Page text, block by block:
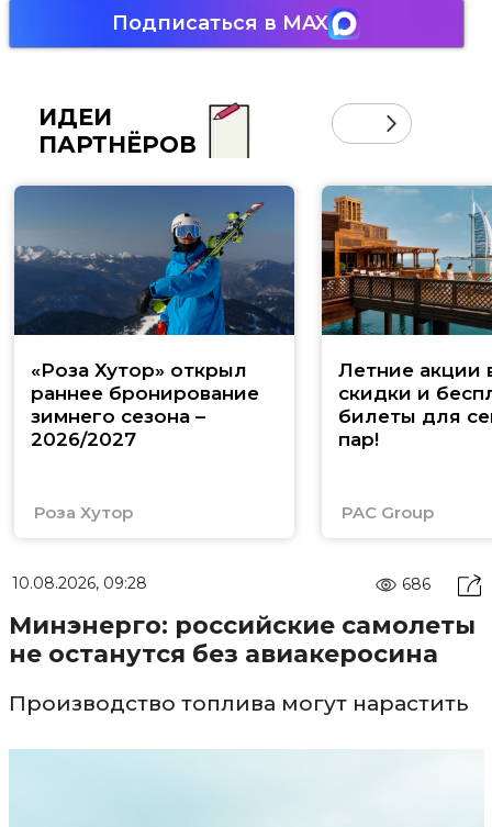
Подписаться в MAX
ИДЕИ
ПАРТНЁРОВ
«Роза Хутор» открыл
раннее бронирование
зимнего сезона –
2026/2027
Роза Хутор
Летние акции
скидки и
билеты для
пар!
PAC Group
10.08.2026, 09:28 686
Минэнерго: российские самолеты
не останутся без авиакеросина
Производство топлива могут нарастить